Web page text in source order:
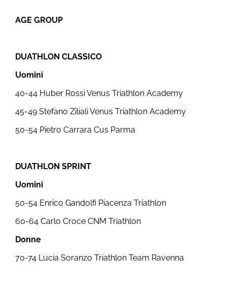
AGE GROUP
DUATHLON CLASSICO
Uomini
40-44 Huber Rossi Venus Triathlon Academy
45-49 Stefano Ziliali Venus Triathlon Academy
50-54 Pietro Carrara Cus Parma
DUATHLON SPRINT
Uomini
50-54 Enrico Gandolfi Piacenza Triathlon
60-64 Carlo Croce CNM Triathlon
Donne
70-74 Lucia Soranzo Triathlon Team Ravenna